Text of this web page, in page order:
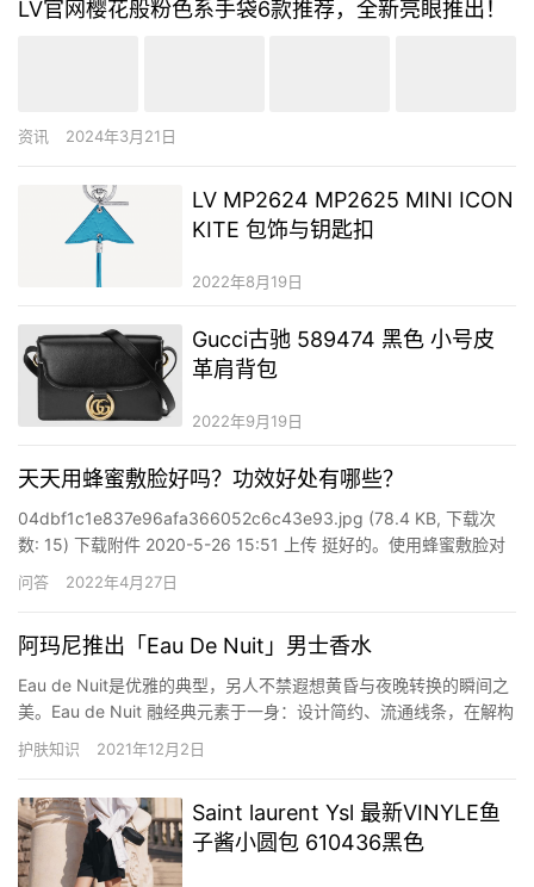
LV官网樱花般粉色系手袋6款推荐，全新亮眼推出！
资讯 2024年3月21日
LV MP2624 MP2625 MINI ICON
KITE 包饰与钥匙扣
2022年8月19日
Gucci古驰 589474 黑色 小号皮
革肩背包
2022年9月19日
天天用蜂蜜敷脸好吗？功效好处有哪些？
04dbf1c1e837e96afa366052c6c43e93.jpg (78.4 KB, 下载次
数: 15) 下载附件 2020-5-26 15:51 上传 挺好的。使用蜂蜜敷脸对
于脸部的滋润效果有一定的帮助，但是过度频繁使用之后，对于脸
部的皮肤也会造成一定的伤害，一般是用蜂蜜面膜敷脸的情况下，…
问答 2022年4月27日
阿玛尼推出「Eau De Nuit」男士香水
Eau de Nuit是优雅的典型，另人不禁遐想黄昏与夜晚转换的瞬间之
美。Eau de Nuit 融经典元素于一身：设计简约、流通线条，在解构
美学与沉稳精悍间获取平衡。珍藏于玄色玻璃瓶中，Eau de Nuit 与
Eau pour Homme 既有共性又各具特点: 一方幽静深远，一方晶莹剔
护肤知识 2021年12月2日
Saint laurent Ysl 最新VINYLE鱼
子酱小圆包 610436黑色